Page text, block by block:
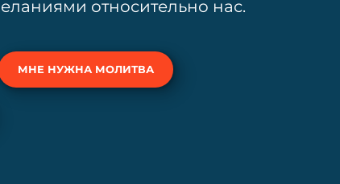
относительно нас.
МНЕ НУЖНА МОЛИТВА